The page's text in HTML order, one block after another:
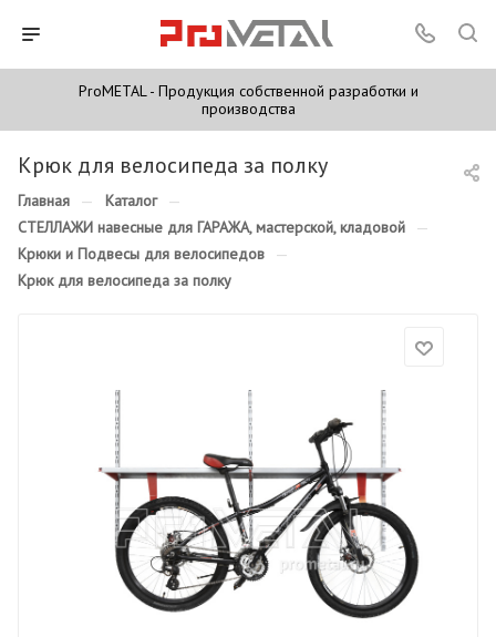
ProMETAL - Продукция собственной разработки и
производства
Крюк для велосипеда за полку
Главная — Каталог —
СТЕЛЛАЖИ навесные для ГАРАЖА, мастерской, кладовой —
Крюки и Подвесы для велосипедов —
Крюк для велосипеда за полку